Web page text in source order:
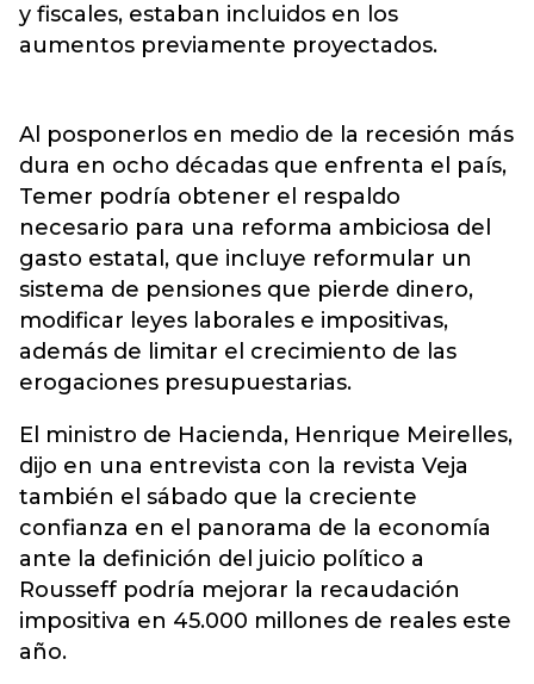
y fiscales, estaban incluidos en los
aumentos previamente proyectados.
Al posponerlos en medio de la recesión más
dura en ocho décadas que enfrenta el país,
Temer podría obtener el respaldo
necesario para una reforma ambiciosa del
gasto estatal, que incluye reformular un
sistema de pensiones que pierde dinero,
modificar leyes laborales e impositivas,
además de limitar el crecimiento de las
erogaciones presupuestarias.
El ministro de Hacienda, Henrique Meirelles,
dijo en una entrevista con la revista Veja
también el sábado que la creciente
confianza en el panorama de la economía
ante la definición del juicio político a
Rousseff podría mejorar la recaudación
impositiva en 45.000 millones de reales este
año.